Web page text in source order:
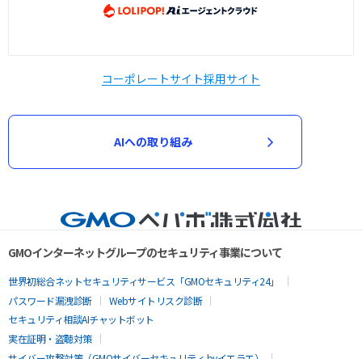
コーポレートサイト採用サイト
AIへの取り組み
GMOインターネットグループのセキュリティ事業について
世界初総合ネットセキュリティサービス「GMOセキュリティ24」
パスワード漏洩診断
Webサイトリスク診断
セキュリティ相談AIチャットボット
実在証明・盗聴対策